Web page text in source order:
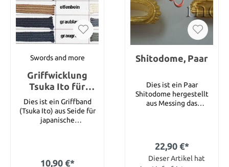
Swords and more
Griffwicklung
Tsuka Ito für
Wakizashi 8 mm
Seide (1 Meter)
Dies ist ein Griffband
(Tsuka Ito) aus Seide für
japanische
10,90 €*
Shitodome, Paar
Dies ist ein Paar
Shitodome hergestellt
aus Messing das
für Kurigata (groß, 20
mm) und für Kashira
22,90 €*
Dieser Artikel hat